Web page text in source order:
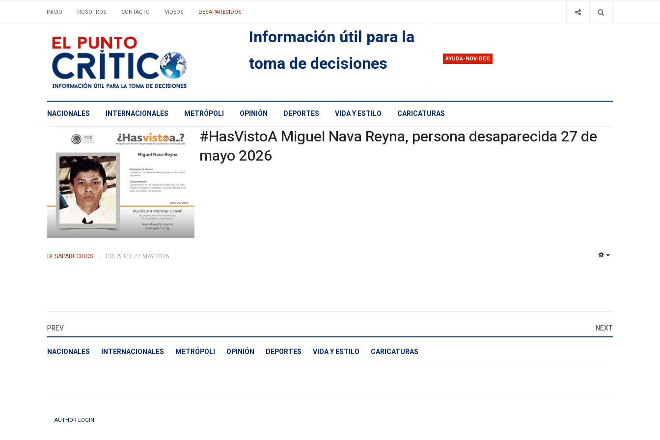
INICIO NOSOTROS CONTACTO VIDEOS DESAPARECIDOS
Información útil para la
toma de decisiones
AYUDA-NOV-DEC
NACIONALES INTERNACIONALES METRÓPOLI OPINIÓN DEPORTES VIDA Y ESTILO CARICATURAS
#HasVistoA Miguel Nava Reyna, persona desaparecida 27 de
mayo 2026
DESAPARECIDOS CREATED: 27 MAY 2026
PREV NEXT
NACIONALES INTERNACIONALES METRÓPOLI OPINIÓN DEPORTES VIDA Y ESTILO CARICATURAS
AUTHOR LOGIN